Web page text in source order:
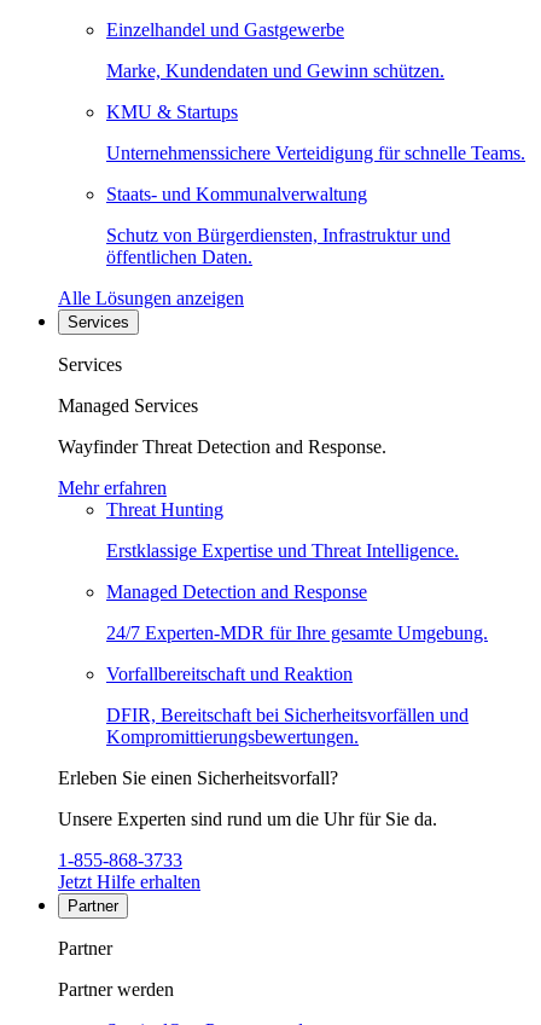
Einzelhandel und Gastgewerbe
Marke, Kundendaten und Gewinn schützen.
KMU & Startups
Unternehmenssichere Verteidigung für schnelle Teams.
Staats- und Kommunalverwaltung
Schutz von Bürgerdiensten, Infrastruktur und
öffentlichen Daten.
Alle Lösungen anzeigen
Services
Services
Managed Services
Wayfinder Threat Detection and Response.
Mehr erfahren
Threat Hunting
Erstklassige Expertise und Threat Intelligence.
Managed Detection and Response
24/7 Experten-MDR für Ihre gesamte Umgebung.
Vorfallbereitschaft und Reaktion
DFIR, Bereitschaft bei Sicherheitsvorfällen und
Kompromittierungsbewertungen.
Erleben Sie einen Sicherheitsvorfall?
Unsere Experten sind rund um die Uhr für Sie da.
1-855-868-3733
Jetzt Hilfe erhalten
Partner
Partner
Partner werden